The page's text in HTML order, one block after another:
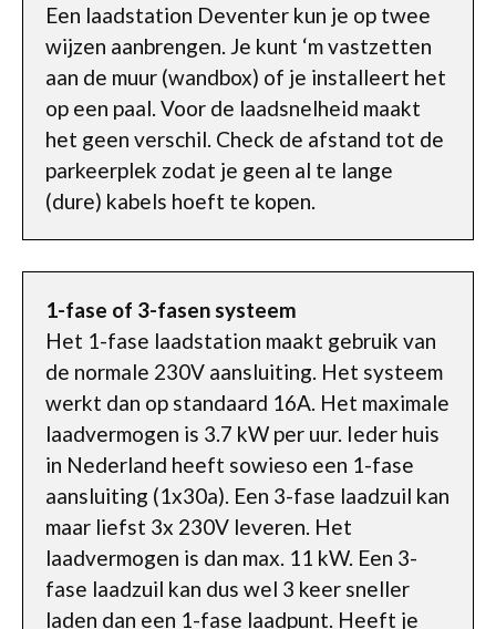
Een laadstation Deventer kun je op twee
wijzen aanbrengen. Je kunt ‘m vastzetten
aan de muur (wandbox) of je installeert het
op een paal. Voor de laadsnelheid maakt
het geen verschil. Check de afstand tot de
parkeerplek zodat je geen al te lange
(dure) kabels hoeft te kopen.
1-fase of 3-fasen systeem
Het 1-fase laadstation maakt gebruik van
de normale 230V aansluiting. Het systeem
werkt dan op standaard 16A. Het maximale
laadvermogen is 3.7 kW per uur. Ieder huis
in Nederland heeft sowieso een 1-fase
aansluiting (1x30a). Een 3-fase laadzuil kan
maar liefst 3x 230V leveren. Het
laadvermogen is dan max. 11 kW. Een 3-
fase laadzuil kan dus wel 3 keer sneller
laden dan een 1-fase laadpunt. Heeft je